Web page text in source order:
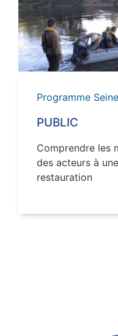
Programme
PUBLIC
Comprendre les
des acteurs à
restauration